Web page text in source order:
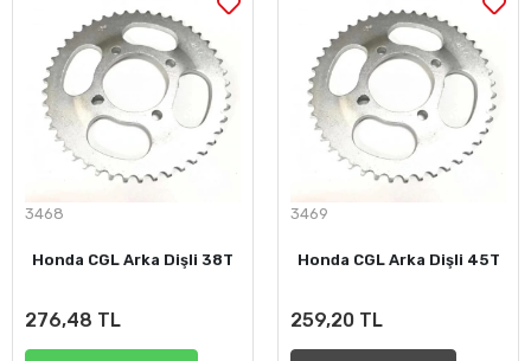
3468
Honda CGL Arka Dişli 38T
276,48 TL
3469
Honda CGL Arka Dişli 45T
259,20 TL